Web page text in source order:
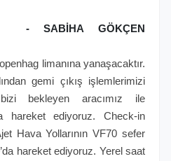
- SABİHA GÖKÇEN
limanına yanaşacaktır.
gemi çıkış işlemlerimizi
bekleyen aracımız ile
hareket ediyoruz. Check-in
Hava Yollarının VF70 sefer
hareket ediyoruz. Yerel saat